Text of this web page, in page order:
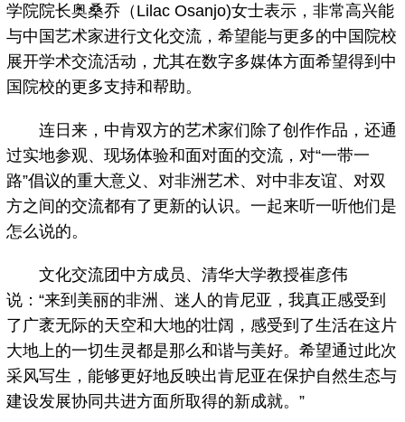
学院院长奥桑乔（Lilac Osanjo)女士表示，非常高兴能
与中国艺术家进行文化交流，希望能与更多的中国院校
展开学术交流活动，尤其在数字多媒体方面希望得到中
国院校的更多支持和帮助。
连日来，中肯双方的艺术家们除了创作作品，还通
过实地参观、现场体验和面对面的交流，对“一带一
路”倡议的重大意义、对非洲艺术、对中非友谊、对双
方之间的交流都有了更新的认识。一起来听一听他们是
怎么说的。
文化交流团中方成员、清华大学教授崔彦伟
说：“来到美丽的非洲、迷人的肯尼亚，我真正感受到
了广袤无际的天空和大地的壮阔，感受到了生活在这片
大地上的一切生灵都是那么和谐与美好。希望通过此次
采风写生，能够更好地反映出肯尼亚在保护自然生态与
建设发展协同共进方面所取得的新成就。”